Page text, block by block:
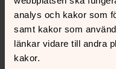
analys och kakor som
samt kakor som
länkar vidare till andra
kakor.